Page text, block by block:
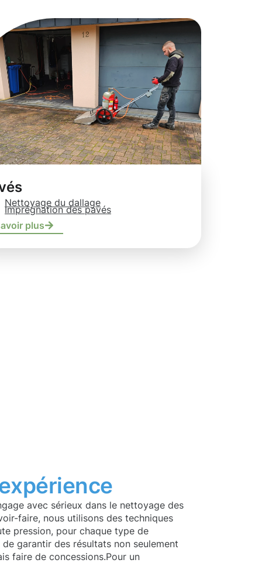
Nettoyage du dallage
Imprégnation des pavés
plus
avec sérieux dans le nettoyage des
faire, nous utilisons des techniques
pression, pour chaque type de
garantir des résultats non seulement
faire de concessions.Pour un